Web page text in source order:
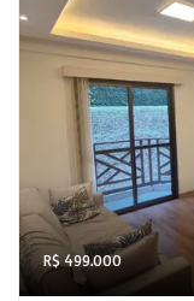
R$ 499.000